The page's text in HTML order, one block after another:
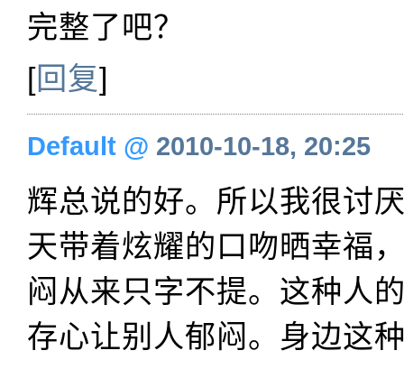
完整了吧？
[回复]
Default @ 2010-10-18, 20:25
辉总说的好。所以我很讨
天带着炫耀的口吻晒幸福
闷从来只字不提。这种人
存心让别人郁闷。身边这